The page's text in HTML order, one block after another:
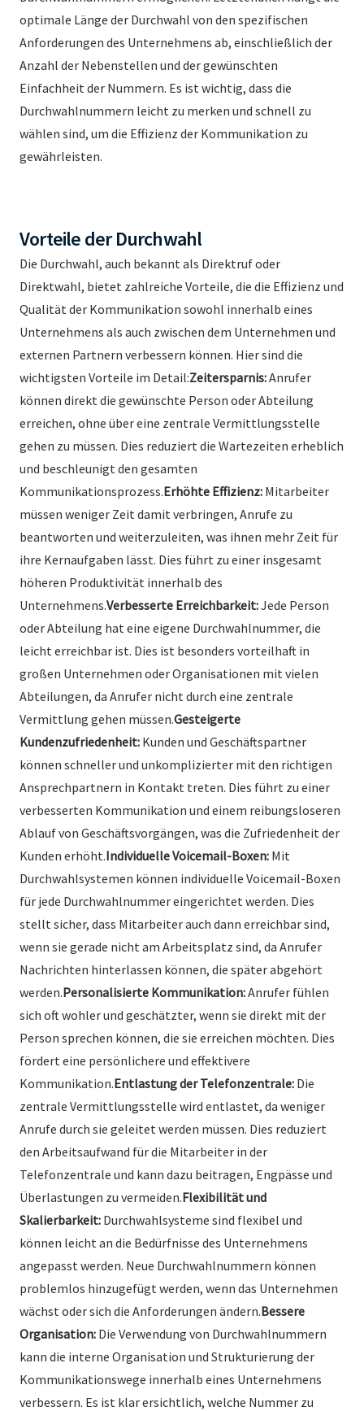
optimale Länge der Durchwahl von den spezifischen
Anforderungen des Unternehmens ab, einschließlich der
Anzahl der Nebenstellen und der gewünschten
Einfachheit der Nummern. Es ist wichtig, dass die
Durchwahlnummern leicht zu merken und schnell zu
wählen sind, um die Effizienz der Kommunikation zu
gewährleisten.
Vorteile der Durchwahl
Die Durchwahl, auch bekannt als Direktruf oder
Direktwahl, bietet zahlreiche Vorteile, die die Effizienz und
Qualität der Kommunikation sowohl innerhalb eines
Unternehmens als auch zwischen dem Unternehmen und
externen Partnern verbessern können. Hier sind die
wichtigsten Vorteile im Detail:Zeitersparnis:Anrufer
können direkt die gewünschte Person oder Abteilung
erreichen, ohne über eine zentrale Vermittlungsstelle
gehen zu müssen. Dies reduziert die Wartezeiten erheblich
und beschleunigt den gesamten
Kommunikationsprozess.Erhöhte Effizienz: Mitarbeiter
müssen weniger Zeit damit verbringen, Anrufe zu
beantworten und weiterzuleiten, was ihnen mehr Zeit für
ihre Kernaufgaben lässt. Dies führt zu einer insgesamt
höheren Produktivität innerhalb des
Unternehmens.Verbesserte Erreichbarkeit:Jede Person
oder Abteilung hat eine eigene Durchwahlnummer, die
leicht erreichbar ist. Dies ist besonders vorteilhaft in
großen Unternehmen oder Organisationen mit vielen
Abteilungen, da Anrufer nicht durch eine zentrale
Vermittlung gehen müssen.Gesteigerte
Kundenzufriedenheit: Kunden und Geschäftspartner
können schneller und unkomplizierter mit den richtigen
Ansprechpartnern in Kontakt treten. Dies führt zu einer
verbesserten Kommunikation und einem reibungsloseren
Ablauf von Geschäftsvorgängen, was die Zufriedenheit der
Kunden erhöht.Individuelle Voicemail-Boxen: Mit
Durchwahlsystemen können individuelle Voicemail-Boxen
für jede Durchwahlnummer eingerichtet werden. Dies
stellt sicher, dass Mitarbeiter auch dann erreichbar sind,
wenn sie gerade nicht am Arbeitsplatz sind, da Anrufer
Nachrichten hinterlassen können, die später abgehört
werden.Personalisierte Kommunikation:Anrufer fühlen
sich oft wohler und geschätzter, wenn sie direkt mit der
Person sprechen können, die sie erreichen möchten. Dies
fördert eine persönlichere und effektivere
Kommunikation.Entlastung der Telefonzentrale: Die
zentrale Vermittlungsstelle wird entlastet, da weniger
Anrufe durch sie geleitet werden müssen. Dies reduziert
den Arbeitsaufwand für die Mitarbeiter in der
Telefonzentrale und kann dazu beitragen, Engpässe und
Überlastungen zu vermeiden.Flexibilität und
Skalierbarkeit: Durchwahlsysteme sind flexibel und
können leicht an die Bedürfnisse des Unternehmens
angepasst werden. Neue Durchwahlnummern können
problemlos hinzugefügt werden, wenn das Unternehmen
wächst oder sich die Anforderungen ändern.Bessere
Organisation: Die Verwendung von Durchwahlnummern
kann die interne Organisation und Strukturierung der
Kommunikationswege innerhalb eines Unternehmens
verbessern. Es ist klar ersichtlich, welche Nummer zu